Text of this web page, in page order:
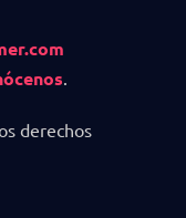
derechos